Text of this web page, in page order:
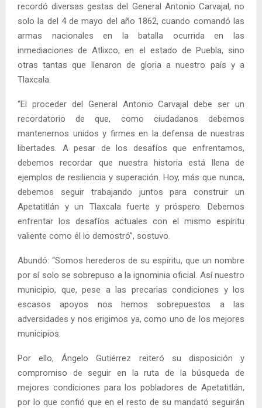
recordó diversas gestas del General Antonio Carvajal, no
solo la del 4 de mayo del año 1862, cuando comandó las
armas nacionales en la batalla ocurrida en las
inmediaciones de Atlixco, en el estado de Puebla, sino
otras tantas que llenaron de gloria a nuestro país y a
Tlaxcala.
“El proceder del General Antonio Carvajal debe ser un
recordatorio de que, como ciudadanos debemos
mantenernos unidos y firmes en la defensa de nuestras
libertades. A pesar de los desafíos que enfrentamos,
debemos recordar que nuestra historia está llena de
ejemplos de resiliencia y superación. Hoy, más que nunca,
debemos seguir trabajando juntos para construir un
Apetatitlán y un Tlaxcala fuerte y próspero. Debemos
enfrentar los desafíos actuales con el mismo espíritu
valiente como él lo demostró”, sostuvo.
Abundó: “Somos herederos de su espíritu, que un nombre
por sí solo se sobrepuso a la ignominia oficial. Así nuestro
municipio, que, pese a las precarias condiciones y los
escasos apoyos nos hemos sobrepuestos a las
adversidades y nos erigimos ya, como uno de los mejores
municipios.
Por ello, Ángelo Gutiérrez reiteró su disposición y
compromiso de seguir en la ruta de la búsqueda de
mejores condiciones para los pobladores de Apetatitlán,
por lo que confió que en el resto de su mandató seguirán